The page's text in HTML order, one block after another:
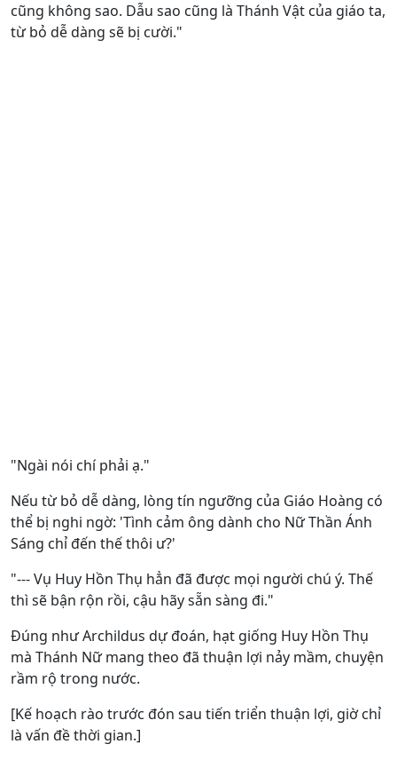
cũng không sao. Dẫu sao cũng là Thánh Vật của giáo ta,
từ bỏ dễ dàng sẽ bị cười."
"Ngài nói chí phải ạ."
Nếu từ bỏ dễ dàng, lòng tín ngưỡng của Giáo Hoàng có
thể bị nghi ngờ: 'Tình cảm ông dành cho Nữ Thần Ánh
Sáng chỉ đến thế thôi ư?'
"--- Vụ Huy Hồn Thụ hẳn đã được mọi người chú ý. Thế
thì sẽ bận rộn rồi, cậu hãy sẵn sàng đi."
Đúng như Archildus dự đoán, hạt giống Huy Hồn Thụ
mà Thánh Nữ mang theo đã thuận lợi nảy mầm, chuyện
rầm rộ trong nước.
[Kế hoạch rào trước đón sau tiến triển thuận lợi, giờ chỉ
là vấn đề thời gian.]